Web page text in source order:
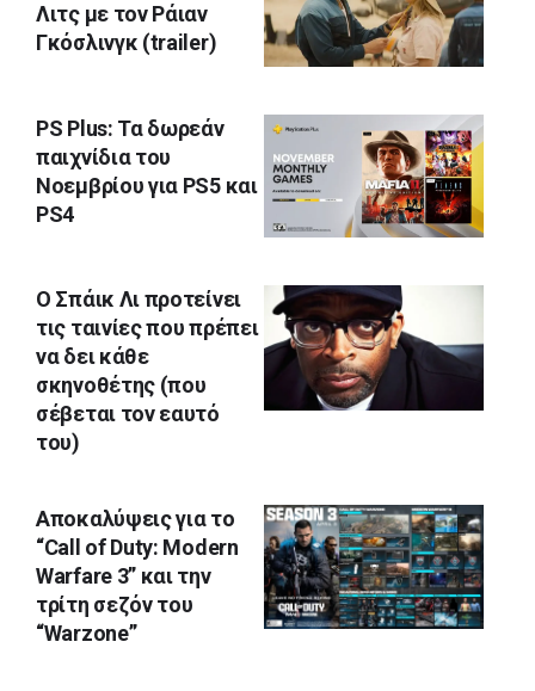
Λιτς με τον Ράιαν
Γκόσλινγκ (trailer)
PS Plus: Τα δωρεάν
παιχνίδια του
Νοεμβρίου για PS5 και
PS4
O Σπάικ Λι προτείνει
τις ταινίες που πρέπει
να δει κάθε
σκηνοθέτης (που
σέβεται τον εαυτό
του)
Αποκαλύψεις για το
“Call of Duty: Modern
Warfare 3” και την
τρίτη σεζόν του
“Warzone”